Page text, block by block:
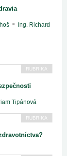
Ing. Richard
RUBRIKA
Tipánová
RUBRIKA